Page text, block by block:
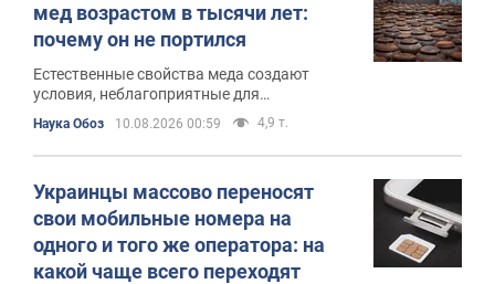
мед возрастом в тысячи лет:
почему он не портился
Естественные свойства меда создают
условия, неблагоприятные для
большинства микроорганизмов
Наука Обоз 10.08.2026 00:59 4,9 т.
Украинцы массово переносят
свои мобильные номера на
одного и того же оператора: на
какой чаще всего переходят